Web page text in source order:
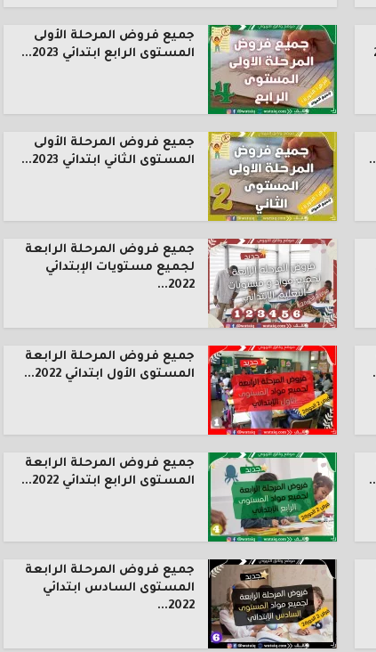
جميع فروض المرحلة الأولى
المستوى الرابع ابتدائي 2023...
جميع فروض المرحلة الأولى
المستوى الثاني ابتدائي 2023...
جميع فروض المرحلة الرابعة
لجميع مستويات الإبتدائي
2022...
جميع فروض المرحلة الرابعة
المستوى الأول ابتدائي 2022...
جميع فروض المرحلة الرابعة
المستوى الرابع ابتدائي 2022...
جميع فروض المرحلة الرابعة
المستوى السادس ابتدائي
2022...